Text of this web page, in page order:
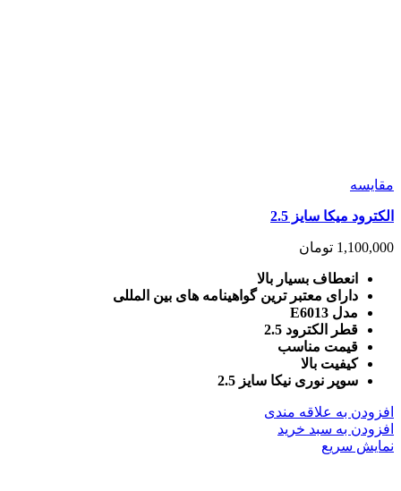
مقايسه
الکترود میکا سایز 2.5
1,100,000 تومان
انعطاف بسیار بالا
دارای معتبر ترین گواهینامه های بین المللی
مدل E6013
قطر الکترود 2.5
قیمت مناسب
کیفیت بالا
سوپر نوری نیکا سایز 2.5
افزودن به علاقه مندی
افزودن به سبد خرید
نمایش سریع